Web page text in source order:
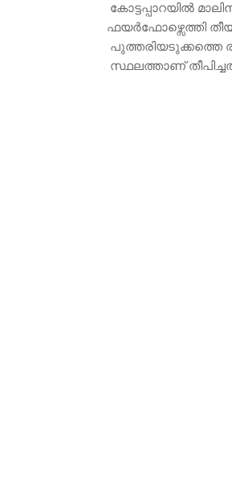
കോട്ടപ്പാറയിൽ
ഫയർഫോഴ്സെത്തി
പുത്തരിയടുക്കത്തെ
സ്ഥലത്താണ്